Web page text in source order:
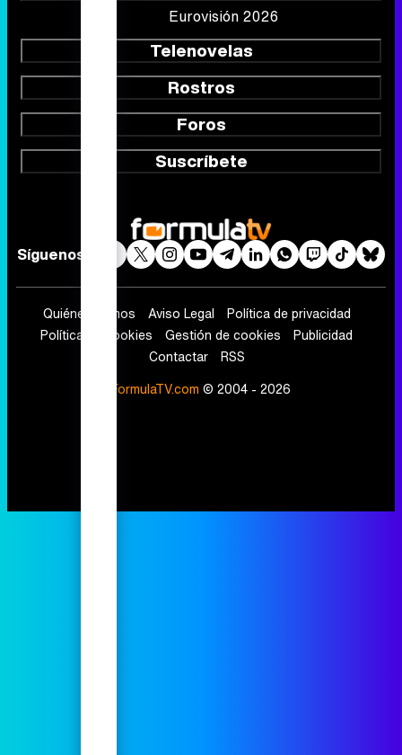
Eurovisión 2026
Telenovelas
Rostros
Foros
Suscríbete
Síguenos
Quiénes somos Aviso Legal
Política de privacidad
Política de cookies
Gestión de cookies
Publicidad
Contactar
RSS
FormulaTV.com © 2004 - 2026